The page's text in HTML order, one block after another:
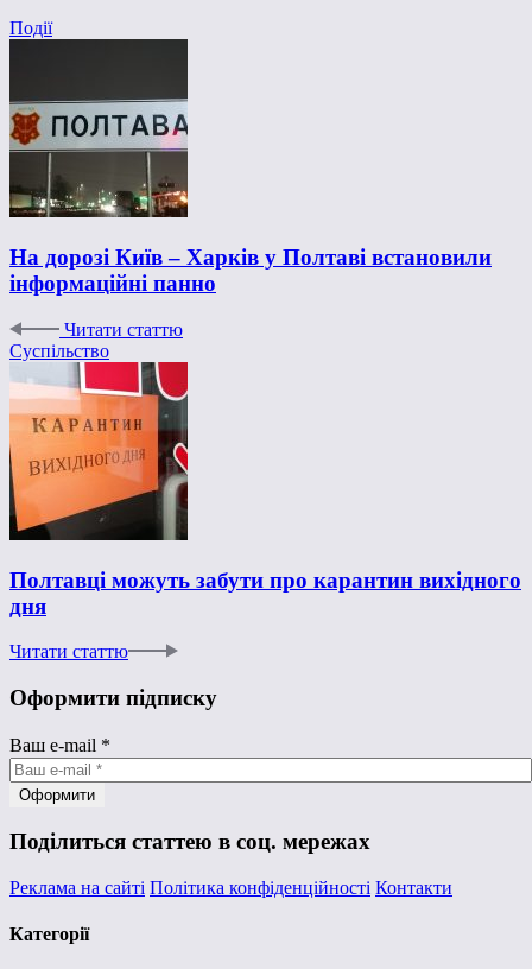
Події
На дорозі Київ – Харків у Полтаві встановили
інформаційні панно
Читати статтю
Суспільство
Полтавці можуть забути про карантин вихідного
дня
Читати статтю
Оформити підписку
Ваш e-mail *
Поділиться статтею в соц. мережах
Реклама на сайті Політика конфіденційності Контакти
Категорії